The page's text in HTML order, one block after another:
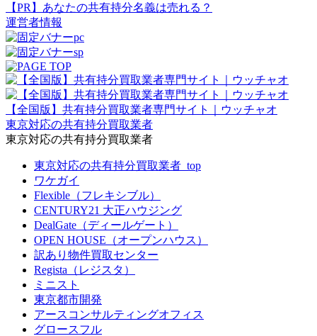
【PR】あなたの共有持分名義は売れる？
運営者情報
【全国版】共有持分買取業者専門サイト｜ウッチャオ
東京対応の共有持分買取業者
東京対応の共有持分買取業者
東京対応の共有持分買取業者_top
ワケガイ
Flexible（フレキシブル）
CENTURY21 大正ハウジング
DealGate（ディールゲート）
OPEN HOUSE（オープンハウス）
訳あり物件買取センター
Regista（レジスタ）
ミニスト
東京都市開発
アースコンサルティングオフィス
グロースフル